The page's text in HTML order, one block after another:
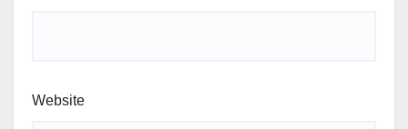
Website